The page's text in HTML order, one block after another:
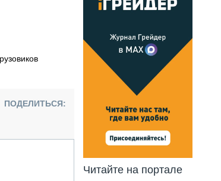
ПОДЕЛИТЬСЯ:
Читайте на портале